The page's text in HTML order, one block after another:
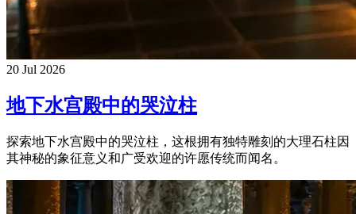
20 Jul 2026
地下水宫殿中的哭泣柱
探索地下水宫殿中的哭泣柱，这根拥有独特雕刻的大理石柱因
其神秘的象征意义和广受欢迎的许愿传统而闻名。